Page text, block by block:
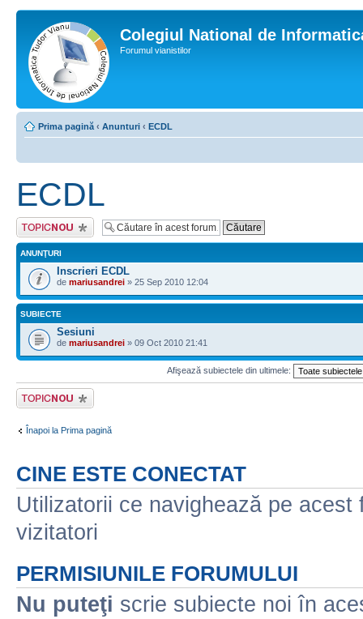
Colegiul National de
Forumul vianistilor
Prima pagină ‹ Anunturi ‹ ECDL
ECDL
Scrie un subiect
nou
ANUNŢURI
Inscrieri ECDL
de mariusandrei » 25 Sep 2010 12:04
SUBIECTE
Sesiuni
de mariusandrei » 09 Oct 2010 21:41
Afişează subiectele din ultimele:
Scrie un subiect
nou
Înapoi la Prima pagină
CINE ESTE CONECTAT
Utilizatorii ce navighează pe
vizitatori
PERMISIUNILE FORUMULUI
Nu puteţi scrie subiecte noi în